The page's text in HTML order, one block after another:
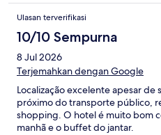
Ulasan terverifikasi
10/10 Sempurna
8 Jul 2026
Terjemahkan dengan Google
Localização excelente apesar
próximo do transporte público,
shopping. O hotel é muito bom
manhã e o buffet do jantar.